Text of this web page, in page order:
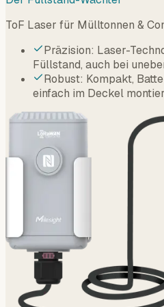
ToF Laser für Mülltonnen &
Präzision: Laser-
Füllstand, auch bei
Robust: Kompakt,
einfach im Deckel